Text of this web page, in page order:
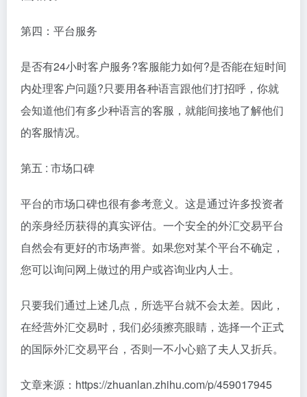
第四：平台服务
是否有24小时客户服务?客服能力如何?是否能在短时间
内处理客户问题?只要用各种语言跟他们打招呼，你就
会知道他们有多少种语言的客服，就能间接地了解他们
的客服情况。
第五 : 市场口碑
平台的市场口碑也很有参考意义。这是通过许多投资者
的亲身经历获得的真实评估。一个安全的外汇交易平台
自然会有更好的市场声誉。如果您对某个平台不确定，
您可以询问网上做过的用户或咨询业内人士。
只要我们通过上述几点，所选平台就不会太差。因此，
在经营外汇交易时，我们必须擦亮眼睛，选择一个正式
的国际外汇交易平台，否则一不小心赔了夫人又折兵。
文章来源：https://zhuanlan.zhihu.com/p/459017945